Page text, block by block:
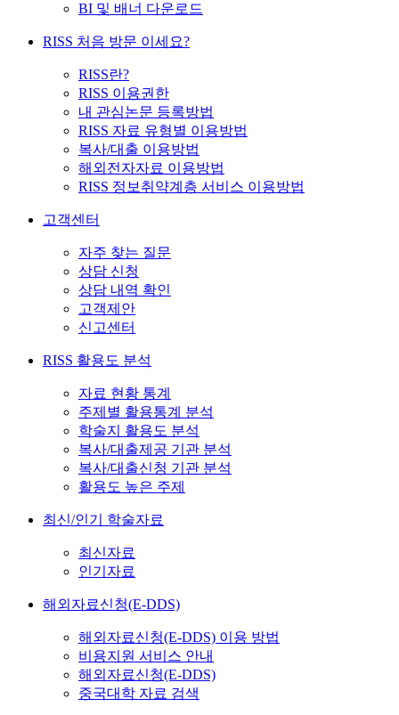
BI 및 배너 다운로드
RISS 처음 방문 이세요?
RISS란?
RISS 이용권한
내 관심논문 등록방법
RISS 자료 유형별 이용방법
복사/대출 이용방법
해외전자자료 이용방법
RISS 정보취약계층 서비스 이용방법
고객센터
자주 찾는 질문
상담 신청
상담 내역 확인
고객제안
신고센터
RISS 활용도 분석
자료 현황 통계
주제별 활용통계 분석
학술지 활용도 분석
복사/대출제공 기관 분석
복사/대출신청 기관 분석
활용도 높은 주제
최신/인기 학술자료
최신자료
인기자료
해외자료신청(E-DDS)
해외자료신청(E-DDS) 이용 방법
비용지원 서비스 안내
해외자료신청(E-DDS)
중국대학 자료 검색